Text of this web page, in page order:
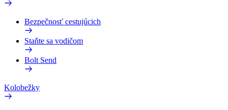
Bezpečnosť cestujúcich
Staňte sa vodičom
Bolt Send
Kolobežky